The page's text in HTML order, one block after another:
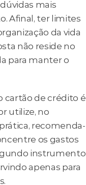
mais
Afinal, ter limites
da vida
não reside no
para manter o
cartão de crédito é
utilize, no
recomenda-
os gastos
instrumento
apenas para